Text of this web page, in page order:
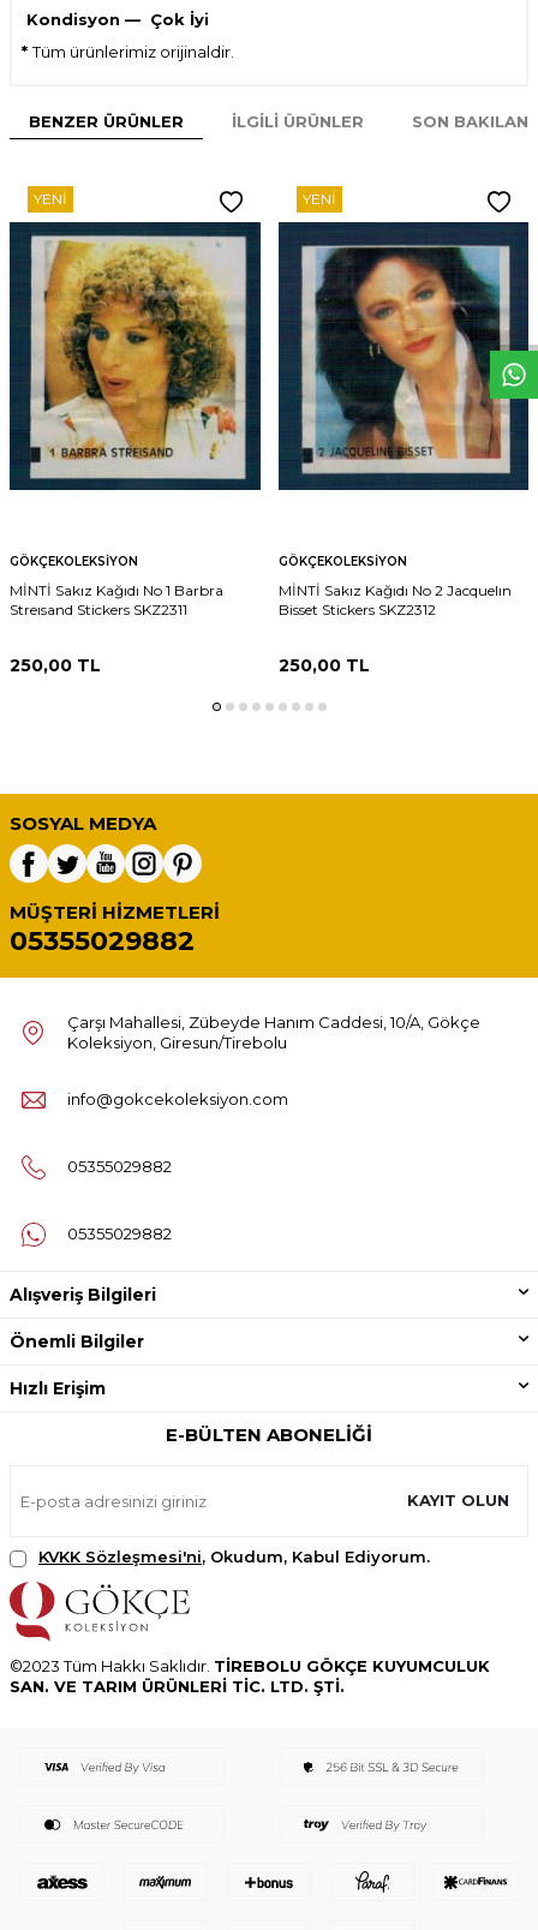
W
h
t
s
p
p
D
e
s
e
H
a
t
t
Kondisyon — Çok İyi
* Tüm ürünlerimiz orijinaldir.
BENZER ÜRÜNLER İLGILI ÜRÜNLER SON
YENI
GÖKÇEKOLEKSIYON
MİNTİ Sakız Kağıdı No 1 Barbra
Streısand Stickers SKZ2311
250,00 TL
YENI
GÖKÇEKOLEKSIYON
MİNTİ Sakız Kağıdı No 2 Jacquelın
Bisset Stickers SKZ2312
250,00TL
SOSYAL MEDYA
MÜŞTERI HIZMETLERI
05355029882
Çarşı Mahallesi, Zübeyde Hanım Caddesi, 10/A, Gökçe
Koleksiyon, Giresun/Tirebolu
info@gokcekoleksiyon.com
05355029882
05355029882
Alışveriş Bilgileri
Önemli Bilgiler
Hızlı Erişim
E-BÜLTEN ABONELIĞI
KAYIT OLUN
KVKK Sözleşmesi'ni, Okudum, Kabul Ediyorum.
©2023 Tüm Hakkı Saklıdır. TİREBOLU GÖKÇE KUYUMCULUK
SAN. VE TARIM ÜRÜNLERİ TİC. LTD. ŞTİ.